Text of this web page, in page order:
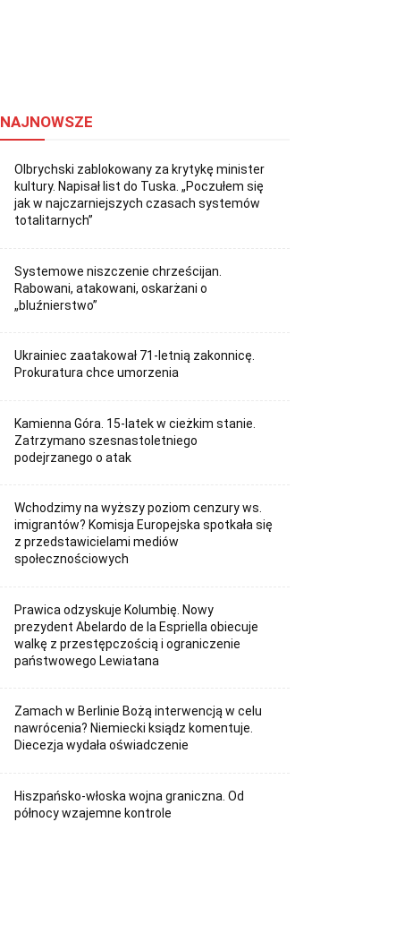
NAJNOWSZE
Olbrychski zablokowany za krytykę minister
kultury. Napisał list do Tuska. „Poczułem się
jak w najczarniejszych czasach systemów
totalitarnych”
Systemowe niszczenie chrześcijan.
Rabowani, atakowani, oskarżani o
„bluźnierstwo”
Ukrainiec zaatakował 71-letnią zakonnicę.
Prokuratura chce umorzenia
Kamienna Góra. 15-latek w cieżkim stanie.
Zatrzymano szesnastoletniego
podejrzanego o atak
Wchodzimy na wyższy poziom cenzury ws.
imigrantów? Komisja Europejska spotkała się
z przedstawicielami mediów
społecznościowych
Prawica odzyskuje Kolumbię. Nowy
prezydent Abelardo de la Espriella obiecuje
walkę z przestępczością i ograniczenie
państwowego Lewiatana
Zamach w Berlinie Bożą interwencją w celu
nawrócenia? Niemiecki ksiądz komentuje.
Diecezja wydała oświadczenie
Hiszpańsko-włoska wojna graniczna. Od
północy wzajemne kontrole